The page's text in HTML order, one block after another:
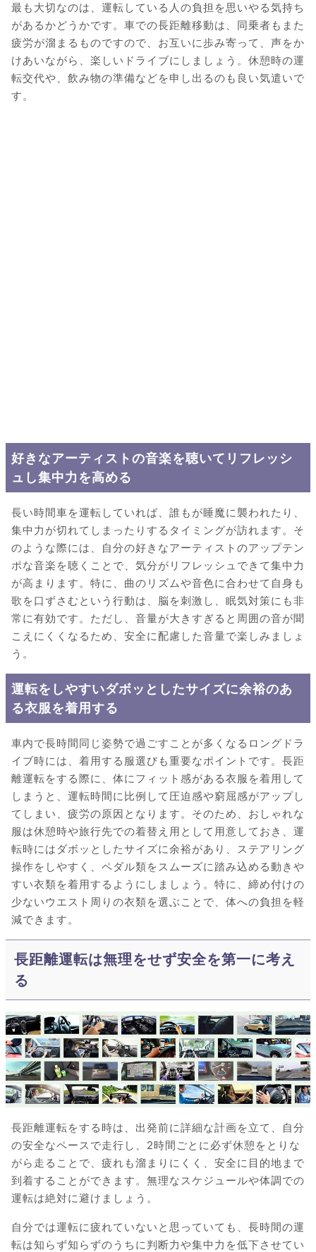
最も大切なのは、運転している人の負担を思いやる気持ち
があるかどうかです。車での長距離移動は、同乗者もまた
疲労が溜まるものですので、お互いに歩み寄って、声をか
けあいながら、楽しいドライブにしましょう。休憩時の運
転交代や、飲み物の準備などを申し出るのも良い気遣いで
す。
好きなアーティストの音楽を聴いてリフレッシ
ュし集中力を高める
長い時間車を運転していれば、誰もが睡魔に襲われたり、
集中力が切れてしまったりするタイミングが訪れます。そ
のような際には、自分の好きなアーティストのアップテン
ポな音楽を聴くことで、気分がリフレッシュできて集中力
が高まります。特に、曲のリズムや音色に合わせて自身も
歌を口ずさむという行動は、脳を刺激し、眠気対策にも非
常に有効です。ただし、音量が大きすぎると周囲の音が聞
こえにくくなるため、安全に配慮した音量で楽しみましょ
う。
運転をしやすいダボッとしたサイズに余裕のあ
る衣服を着用する
車内で長時間同じ姿勢で過ごすことが多くなるロングドラ
イブ時には、着用する服選びも重要なポイントです。長距
離運転をする際に、体にフィット感がある衣服を着用して
しまうと、運転時間に比例して圧迫感や窮屈感がアップし
てしまい、疲労の原因となります。そのため、おしゃれな
服は休憩時や旅行先での着替え用として用意しておき、運
転時にはダボッとしたサイズに余裕があり、ステアリング
操作をしやすく、ペダル類をスムーズに踏み込める動きや
すい衣類を着用するようにしましょう。特に、締め付けの
少ないウエスト周りの衣類を選ぶことで、体への負担を軽
減できます。
長距離運転は無理をせず安全を第一に考え
る
長距離運転をする時は、出発前に詳細な計画を立て、自分
の安全なペースで走行し、2時間ごとに必ず休憩をとりな
がら走ることで、疲れも溜まりにくく、安全に目的地まで
到着することができます。無理なスケジュールや体調での
運転は絶対に避けましょう。
自分では運転に疲れていないと思っていても、長時間の運
転は知らず知らずのうちに判断力や集中力を低下させてい